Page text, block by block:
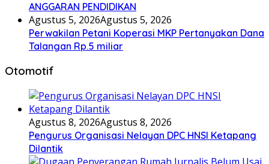
ANGGARAN PENDIDIKAN
Agustus 5, 2026Agustus 5, 2026
Perwakilan Petani Koperasi MKP Pertanyakan Dana
Talangan Rp.5 miliar
Otomotif
Agustus 8, 2026Agustus 8, 2026
Pengurus Organisasi Nelayan DPC HNSI Ketapang
Dilantik